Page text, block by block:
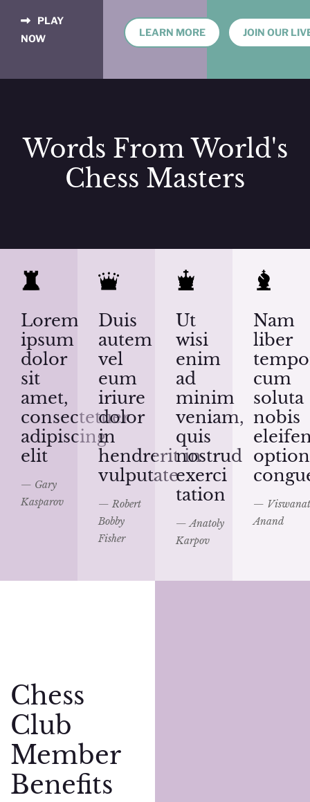
PLAY
NOW
LEARN MORE JOIN OUR
Words From World's
Chess Masters
Lorem
ipsum
dolor
sit
amet,
consectetuer
adipiscing
elit
— Gary
Kasparov
Duis
autem
vel
eum
iriure
dolor
in
hendrerit in
vulputate
— Robert
Bobby
Fisher
Ut
wisi
enim
ad
minim
veniam,
quis
nostrud
exerci
tation
— Anatoly
Karpov
Nam
liber
cum
soluta
nobis
option
—
Anand
Chess
Club
Member
Benefits